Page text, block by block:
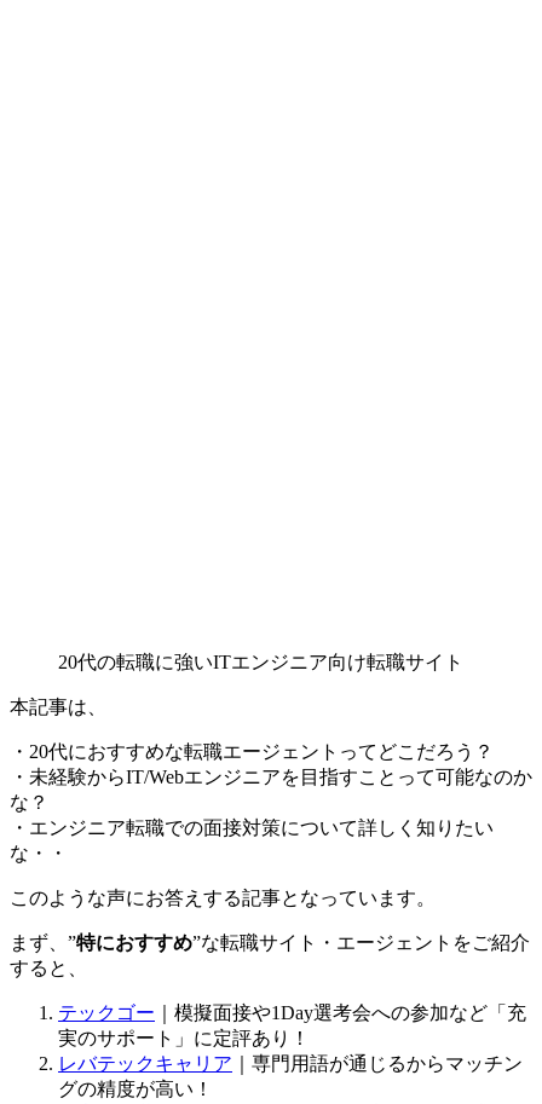
20代の転職に強いITエンジニア向け転職サイト
本記事は、
・20代におすすめな転職エージェントってどこだろう？
・未経験からIT/Webエンジニアを目指すことって可能なのか
な？
・エンジニア転職での面接対策について詳しく知りたい
な・・
このような声にお答えする記事となっています。
まず、 ”特におすすめ”な転職サイト・エージェント をご紹介
すると、
テックゴー ｜模擬面接や1Day選考会への参加など「充
実のサポート」に定評あり！
レバテックキャリア ｜専門用語が通じるからマッチン
グの精度が高い！